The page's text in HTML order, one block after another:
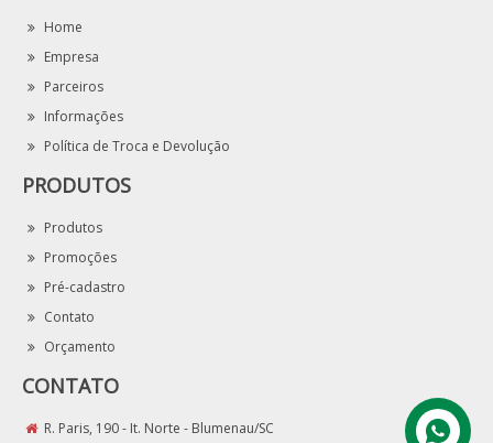
Home
Empresa
Parceiros
Informações
Política de Troca e Devolução
PRODUTOS
Produtos
Promoções
Pré-cadastro
Contato
Orçamento
CONTATO
R. Paris, 190 - It. Norte - Blumenau/SC